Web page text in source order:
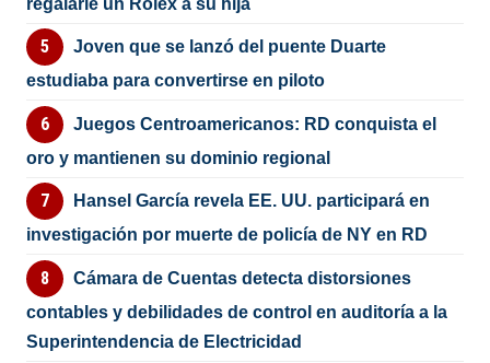
Joven que se lanzó del puente Duarte
estudiaba para convertirse en piloto
Juegos Centroamericanos: RD conquista el
oro y mantienen su dominio regional
Hansel García revela EE. UU. participará en
investigación por muerte de policía de NY en RD
Cámara de Cuentas detecta distorsiones
contables y debilidades de control en auditoría a la
Superintendencia de Electricidad